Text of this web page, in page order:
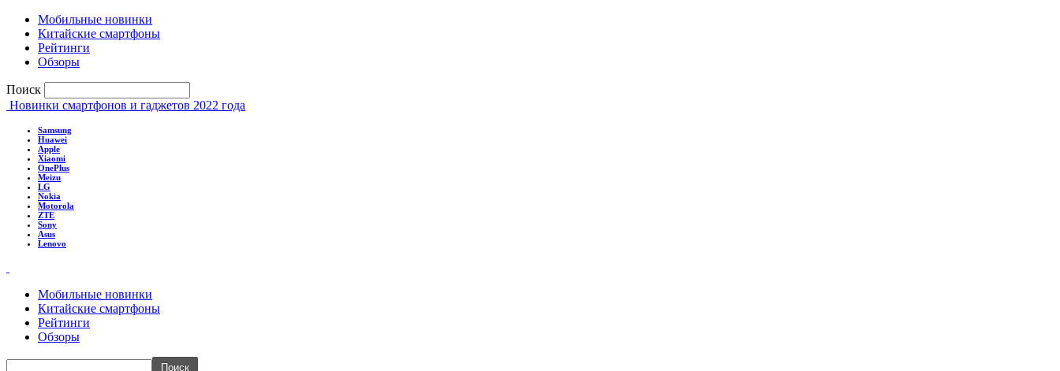
Мобильные новинки
Китайские смартфоны
Рейтинги
Обзоры
Поиск
Новинки смартфонов и гаджетов 2022 года
Samsung
Huawei
Apple
Xiaomi
OnePlus
Meizu
LG
Nokia
Motorola
ZTE
Sony
Asus
Lenovo
Мобильные новинки
Китайские смартфоны
Рейтинги
Обзоры